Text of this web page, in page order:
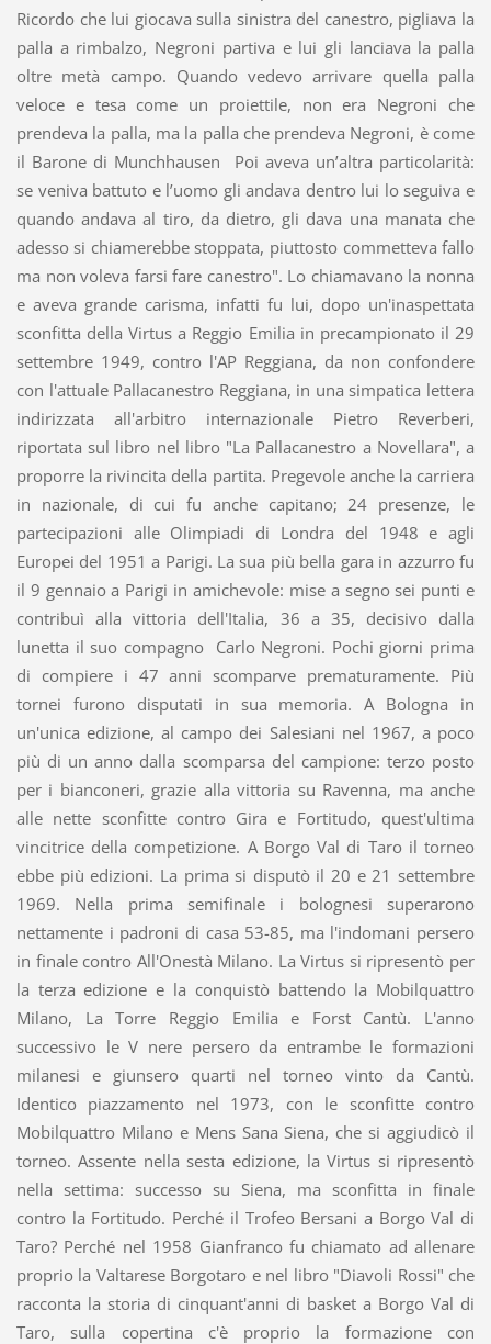
Ricordo che lui giocava sulla sinistra del canestro, pigliava la
palla a rimbalzo, Negroni partiva e lui gli lanciava la palla
oltre metà campo. Quando vedevo arrivare quella palla
veloce e tesa come un proiettile, non era Negroni che
prendeva la palla, ma la palla che prendeva Negroni, è come
il Barone di Munchhausen Poi aveva un’altra particolarità:
se veniva battuto e l’uomo gli andava dentro lui lo seguiva e
quando andava al tiro, da dietro, gli dava una manata che
adesso si chiamerebbe stoppata, piuttosto commetteva fallo
ma non voleva farsi fare canestro". Lo chiamavano la nonna
e aveva grande carisma, infatti fu lui, dopo un'inaspettata
sconfitta della Virtus a Reggio Emilia in precampionato il 29
settembre 1949, contro l'AP Reggiana, da non confondere
con l'attuale Pallacanestro Reggiana, in una simpatica lettera
indirizzata all'arbitro internazionale Pietro Reverberi,
riportata sul libro nel libro "La Pallacanestro a Novellara", a
proporre la rivincita della partita. Pregevole anche la carriera
in nazionale, di cui fu anche capitano; 24 presenze, le
partecipazioni alle Olimpiadi di Londra del 1948 e agli
Europei del 1951 a Parigi. La sua più bella gara in azzurro fu
il 9 gennaio a Parigi in amichevole: mise a segno sei punti e
contribuì alla vittoria dell'Italia, 36 a 35, decisivo dalla
lunetta il suo compagno Carlo Negroni. Pochi giorni prima
di compiere i 47 anni scomparve prematuramente. Più
tornei furono disputati in sua memoria. A Bologna in
un'unica edizione, al campo dei Salesiani nel 1967, a poco
più di un anno dalla scomparsa del campione: terzo posto
per i bianconeri, grazie alla vittoria su Ravenna, ma anche
alle nette sconfitte contro Gira e Fortitudo, quest'ultima
vincitrice della competizione. A Borgo Val di Taro il torneo
ebbe più edizioni. La prima si disputò il 20 e 21 settembre
1969. Nella prima semifinale i bolognesi superarono
nettamente i padroni di casa 53-85, ma l'indomani persero
in finale contro All'Onestà Milano. La Virtus si ripresentò per
la terza edizione e la conquistò battendo la Mobilquattro
Milano, La Torre Reggio Emilia e Forst Cantù. L'anno
successivo le V nere persero da entrambe le formazioni
milanesi e giunsero quarti nel torneo vinto da Cantù.
Identico piazzamento nel 1973, con le sconfitte contro
Mobilquattro Milano e Mens Sana Siena, che si aggiudicò il
torneo. Assente nella sesta edizione, la Virtus si ripresentò
nella settima: successo su Siena, ma sconfitta in finale
contro la Fortitudo. Perché il Trofeo Bersani a Borgo Val di
Taro? Perché nel 1958 Gianfranco fu chiamato ad allenare
proprio la Valtarese Borgotaro e nel libro "Diavoli Rossi" che
racconta la storia di cinquant'anni di basket a Borgo Val di
Taro, sulla copertina c'è proprio la formazione con